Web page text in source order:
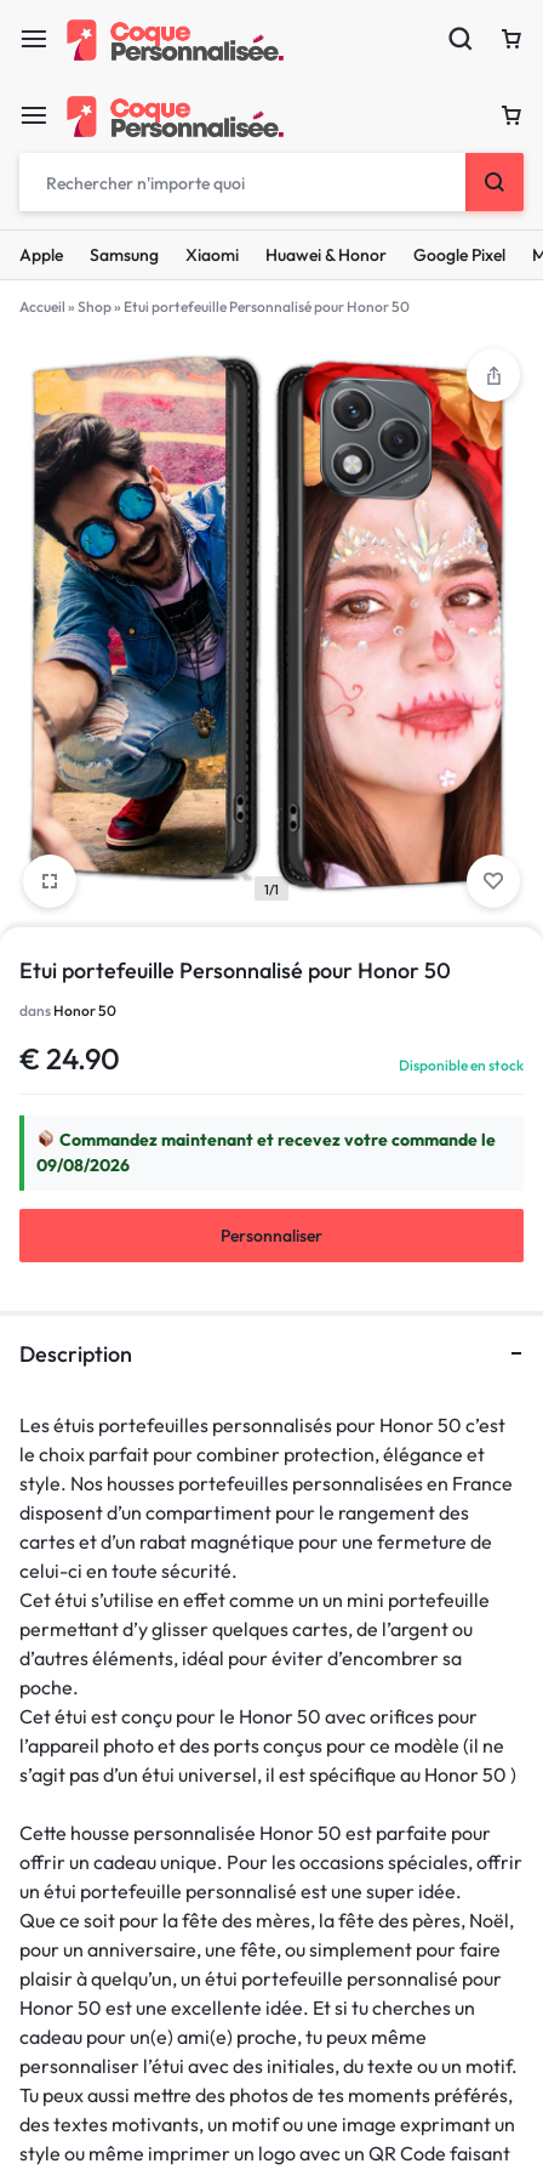
Apple Samsung Xiaomi Huawei & Honor Google Pixel
Accueil » Shop» Etui portefeuille Personnalisé pour Honor 50
1/1
Etui portefeuille Personnalisé pour Honor 50
dans Honor 50
€ 24.90 Disponible en stock
Commandez maintenant et recevez votre commande le
09/08/2026
Personnaliser
Description
Les étuis portefeuilles personnalisés pour Honor 50 c’est
le choix parfait pour combiner protection, élégance et
style. Nos housses portefeuilles personnalisées en France
disposent d’un compartiment pour le rangement des
cartes et d’un rabat magnétique pour une fermeture de
celui-ci en toute sécurité.
Cet étui s’utilise en effet comme un un mini portefeuille
permettant d’y glisser quelques cartes, de l’argent ou
d’autres éléments, idéal pour éviter d’encombrer sa
poche.
Cet étui est conçu pour le Honor 50 avec orifices pour
l’appareil photo et des ports conçus pour ce modèle (il ne
s’agit pas d’un étui universel, il est spécifique au Honor 50 )
Cette housse personnalisée Honor 50 est parfaite pour
offrir un cadeau unique. Pour les occasions spéciales, offrir
un étui portefeuille personnalisé est une super idée.
Que ce soit pour la fête des mères, la fête des pères, Noël,
pour un anniversaire, une fête, ou simplement pour faire
plaisir à quelqu’un, un étui portefeuille personnalisé pour
Honor 50 est une excellente idée. Et si tu cherches un
cadeau pour un(e) ami(e) proche, tu peux même
personnaliser l’étui avec des initiales, du texte ou un motif.
Tu peux aussi mettre des photos de tes moments préférés,
des textes motivants, un motif ou une image exprimant un
style ou même imprimer un logo avec un QR Code faisant